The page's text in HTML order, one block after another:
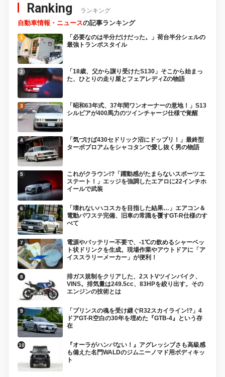
Ranking ランキング
自動車情報・ニュースの記事ランキング
「必要なのは半分だけだった。」荷台半分シェルの
最強トランポスタイル
「18歳、父から譲り受けたS130」そこから始まっ
た、ひとりの走り屋とフェアレディZの物語
「昭和63年式、37年間ワンオーナーの意地！」S13
シルビアが400馬力のツインチャージ仕様で覚醒
「気づけば430セドリック沼にドップリ！」最終型
ターボブロアムをシャコタンで愛し抜く男の物語
これがクラウン!?「躍動感がたまらないスポーツエ
ステート！」エッジを強調したエアロに22インチホ
イールで武装
「壊れないハコスカを目指した結果…」エアコン＆
電動パワステ完備、旧車の常識を覆すGT-R仕様のす
べて
電源やバッテリー不要で、-1℃の飲めるシャーベッ
ト状ドリンクを生成。現場作業やアウトドアに「ア
イススラリーメーカー」が便利！
排ガス規制をクリアした、2ストVツインバイク、
VINS。排気量は249.5cc、83HPを絞り出す。その
エンジンの技術とは
「プリンスの魂を受け継ぐR32スカイライン!?」4
ドアGT-R空白の30年を埋めた『GTB-4』という存
在
『オーラがハンパない！』アグレッシブさも高級感
も備えた名門WALDのジムニーノマド用ボディキッ
ト